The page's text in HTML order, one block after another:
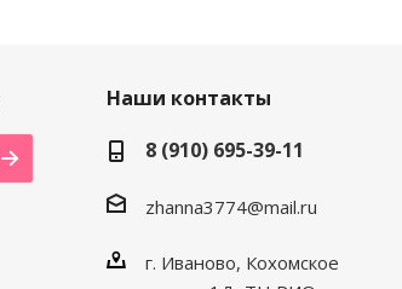
Наши контакты
8 (910) 695-39-11
zhanna3774@mail.ru
г. Иваново, Кохомское